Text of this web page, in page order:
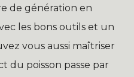
de génération en
les bons outils et un
vous aussi maîtriser
du poisson passe par